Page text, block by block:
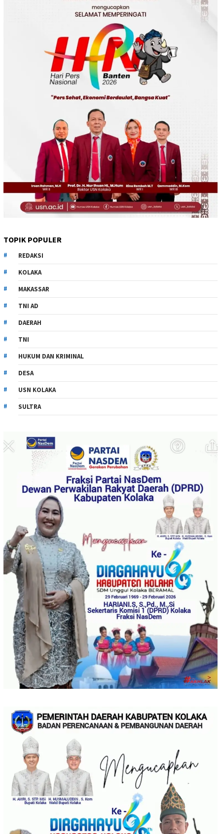
TOPIK POPULER
REDAKSI
KOLAKA
MAKASSAR
TNI AD
DAERAH
TNI
HUKUM DAN KRIMINAL
DESA
USN KOLAKA
SULTRA